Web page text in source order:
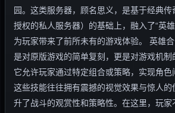
园。这类服务器，顾名思义，是基于经典
授权的私人服务器）的基础上，融入了“英雄
为玩家带来了前所未有的游戏体验。 英雄
是对原版游戏的简单复刻，更是对游戏机制
它允许玩家通过特定组合或策略，实现角色
这些技能往往拥有震撼的视觉效果与惊人
升了战斗的观赏性和策略性。在这里，玩